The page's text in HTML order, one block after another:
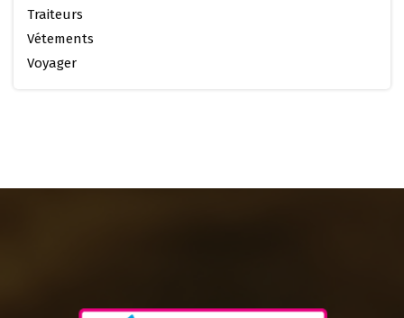
Traiteurs
Vétements
Voyager